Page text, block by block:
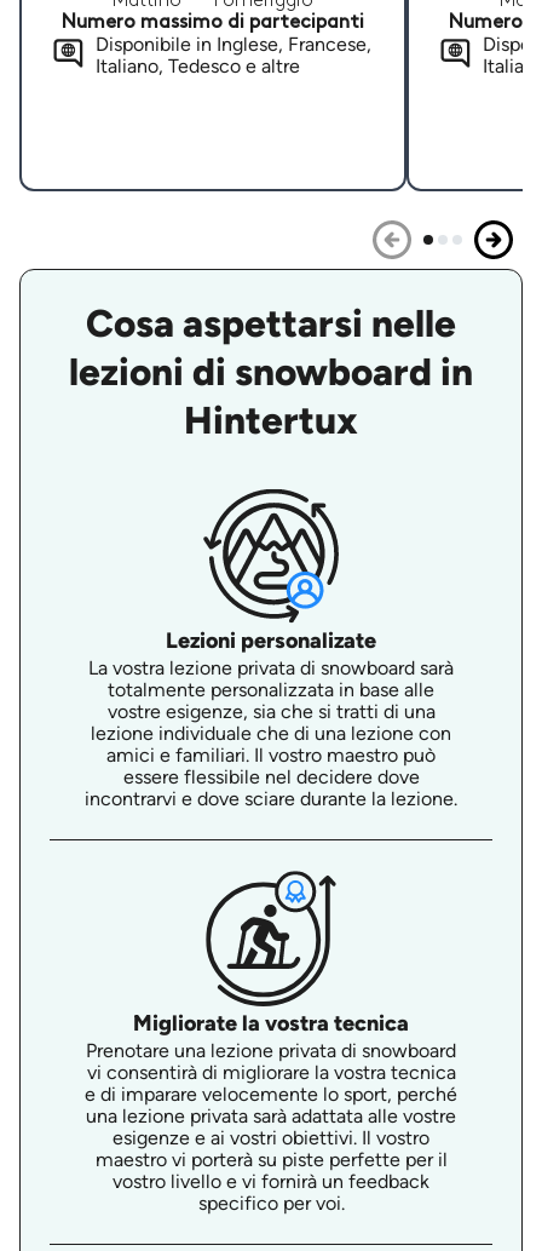
Numero massimo di partecipanti
Disponibile in Inglese, Francese,
Italiano, Tedesco e altre
Numero
Cosa aspettarsi nelle
lezioni di snowboard in
Hintertux
Lezioni personalizate
La vostra lezione privata di snowboard sarà
totalmente personalizzata in base alle
vostre esigenze, sia che si tratti di una
lezione individuale che di una lezione con
amici e familiari. Il vostro maestro può
essere flessibile nel decidere dove
incontrarvi e dove sciare durante la lezione.
Migliorate la vostra tecnica
Prenotare una lezione privata di snowboard
vi consentirà di migliorare la vostra tecnica
e di imparare velocemente lo sport, perché
una lezione privata sarà adattata alle vostre
esigenze e ai vostri obiettivi. Il vostro
maestro vi porterà su piste perfette per il
vostro livello e vi fornirà un feedback
specifico per voi.